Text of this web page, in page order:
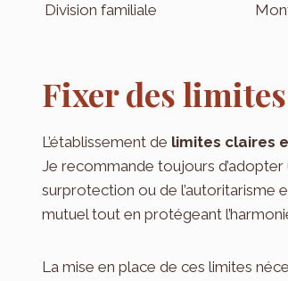
Division familiale
Fixer des
L’établissement de limites claires
Je recommande toujours
surprotection ou de l’autoritarisme
mutuel tout en protégeant
La mise en place de ces limites